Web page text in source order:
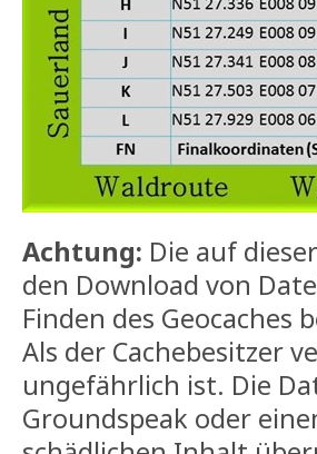
Achtung: Die auf
den Download von
Finden des
Als der Cachebesitzer
ungefährlich ist. Die
Groundspeak oder